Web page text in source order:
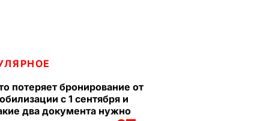
потеряет бронирование от
с 1 сентября и
два документа нужно